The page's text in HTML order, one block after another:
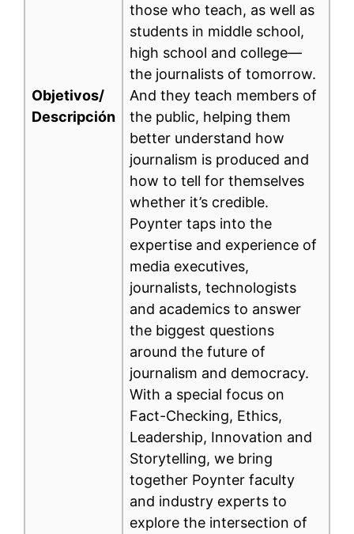
Objetivos/
Descripción
those who teach, as well as
students in middle school,
high school and college—
the journalists of tomorrow.
And they teach members of
the public, helping them
better understand how
journalism is produced and
how to tell for themselves
whether it’s credible.
Poynter taps into the
expertise and experience of
media executives,
journalists, technologists
and academics to answer
the biggest questions
around the future of
journalism and democracy.
With a special focus on
Fact-Checking, Ethics,
Leadership, Innovation and
Storytelling, we bring
together Poynter faculty
and industry experts to
explore the intersection of